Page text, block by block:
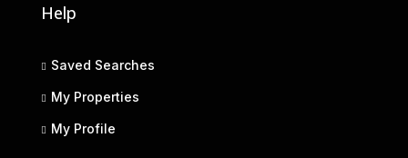
Help
Saved Searches
My Properties
My Profile